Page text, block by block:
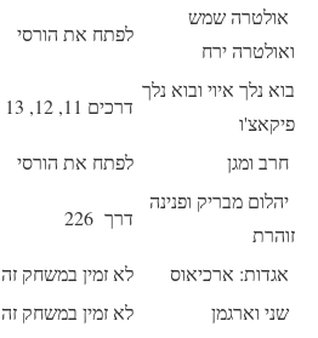
אולטרה שמש
ואולטרה ירח
לפתח את הורסי
בוא נלך איוי ובוא נלך
פיקאצ'ו
דרכים 11, 12, 13
חרב ומגן
לפתח את הורסי
יהלום מבריק ופנינה
זוהרת
דרך 226
אגדות: ארכיאוס
לא זמין במשחק זה
שני וארגמן
לא זמין במשחק זה